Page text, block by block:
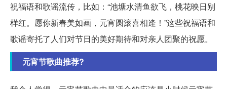
祝福语和歌谣流传，比如：“池塘水清鱼欲飞，桃花映日别
样红。愿你新春美如画，元宵圆滚喜相逢！”这些祝福语和
歌谣寄托了人们对节日的美好期待和对亲人团聚的祝愿。
元宵节歌曲推荐?